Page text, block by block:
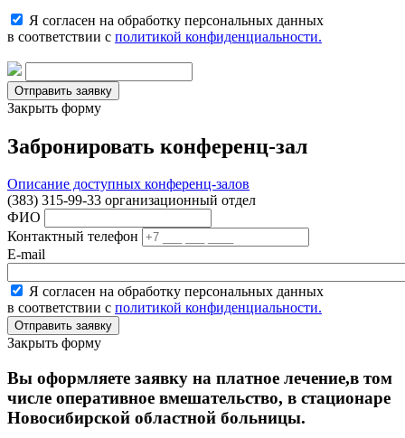
Я согласен на обработку персональных данных
в соответствии с политикой конфиденциальности.
Закрыть форму
Забронировать конференц-зал
Описание доступных конференц-залов
(383) 315-99-33 организационный отдел
ФИО
Контактный телефон
E-mail
Я согласен на обработку персональных данных
в соответствии с политикой конфиденциальности.
Закрыть форму
Вы оформляете заявку на платное лечение,в том
числе оперативное вмешательство, в стационаре
Новосибирской областной больницы.